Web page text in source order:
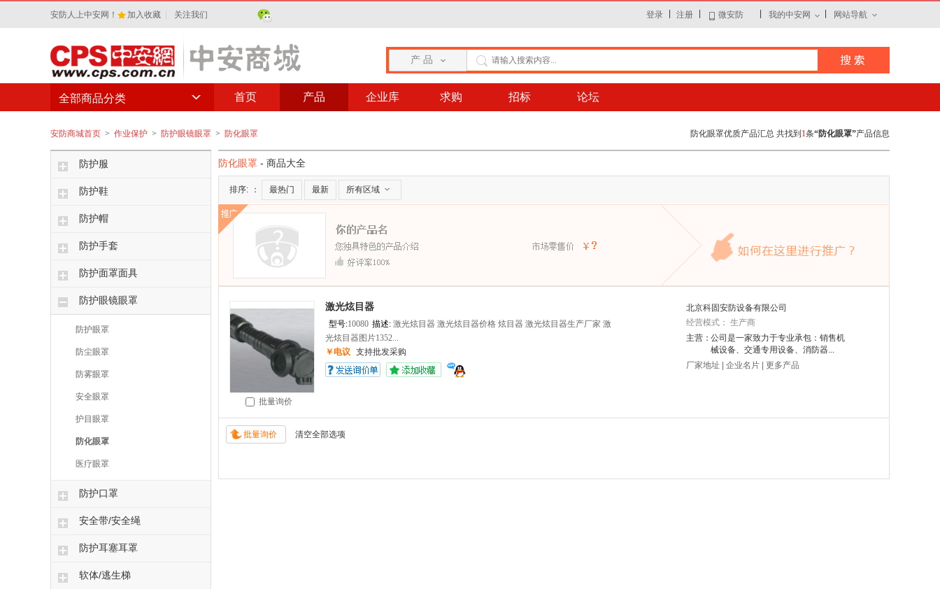
安防人上中安网！ 加入收藏 关注我们 登录 注册 微安防 我的中安网 网站导航
产 品
首页 产品 企业库 求购 招标 论坛
全部商品分类
安防商城首页 > 作业保护 > 防护眼镜眼罩 > 防化眼罩 防化眼罩优质产品汇总 共找到 1条“防化眼罩”产品信息
防护服
防护鞋
防护帽
防护手套
防护面罩面具
防护眼镜眼罩
防护眼罩
防尘眼罩
防雾眼罩
安全眼罩
护目眼罩
防化眼罩
医疗眼罩
防护口罩
安全带/安全绳
防护耳塞耳罩
软体/逃生梯
防化眼罩 - 商品大全
排序: ： 最热门 最新 所有区域
批量询价
激光炫目器
型号:10080 描述: ‍激光炫目器 激光炫目器价格 炫目器 激光炫目器生产厂家 激
光炫目器图片1352...
￥电议 支持批发采购
北京科固安防设备有限公司
经营模式： 生产商
主营：公司是一家致力于专业承包：销售机
械设备、交通专用设备、消防器...
厂家地址
企业名片 更多产品